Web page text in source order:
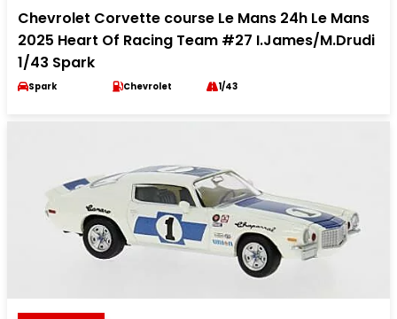
Chevrolet Corvette course Le Mans 24h Le Mans
2025 Heart Of Racing Team #27 I.James/M.Drudi
1/43 Spark
Spark Chevrolet 1/43